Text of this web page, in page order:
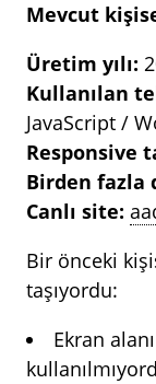
Mevcut
Üretim yılı:
Kullanılan
JavaScript /
Responsive
Birden fazla
Canlı site:
Bir önceki
taşıyordu:
Ekran